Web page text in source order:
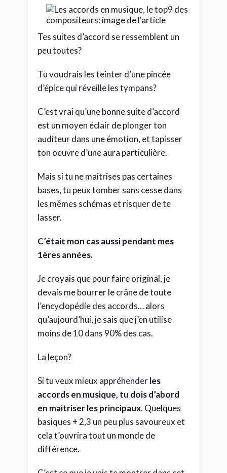
Tes suites d’accord se ressemblent un
peu toutes?
Tu voudrais les teinter d’une pincée
d’épice qui réveille les tympans?
C’est vrai qu’une bonne suite d’accord
est un moyen éclair de plonger ton
auditeur dans une émotion, et tapisser
ton oeuvre d’une aura particulière.
Mais si tu ne maitrises pas certaines
bases, tu peux tomber sans cesse dans
les mêmes schémas et risquer de te
lasser.
C’était mon cas aussi pendant mes
1ères années.
Je croyais que pour faire original, je
devais me bourrer le crâne de toute
l’encyclopédie des accords… alors
qu’aujourd’hui, je sais que j’en utilise
moins de 10 dans 90% des cas.
La leçon?
Si tu veux mieux appréhenderles
accords en musique, tu dois d’abord
en maitriser les principaux. Quelques
basiques + 2,3 un peu plus savoureux et
cela t’ouvrira tout un monde de
différence.